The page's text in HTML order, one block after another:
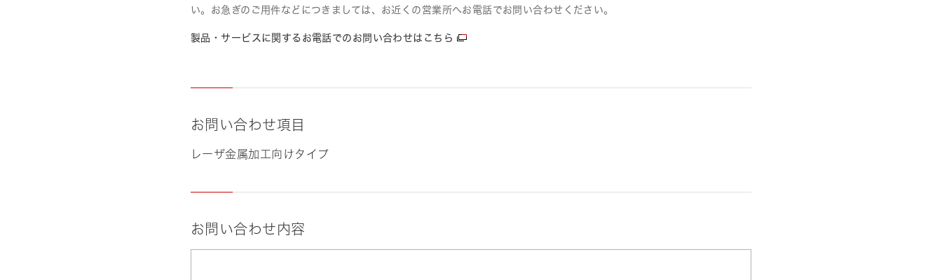
い。お急ぎのご用件などにつきましては、お近くの営業所へお電話でお問い合わせください。
製品・サービスに関するお電話でのお問い合わせはこちら
お問い合わせ項目
レーザ金属加工向けタイプ
お問い合わせ内容